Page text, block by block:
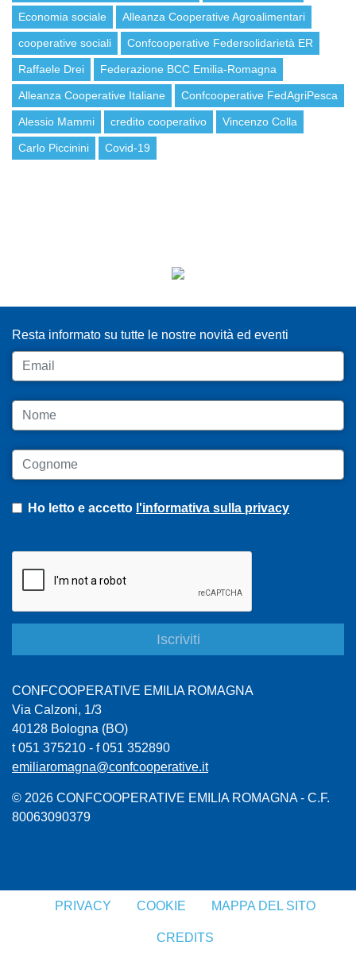
Economia sociale Alleanza Cooperative Agroalimentari
cooperative sociali Confcooperative Federsolidarietà ER
Raffaele Drei Federazione BCC Emilia-Romagna
Alleanza Cooperative Italiane Confcooperative FedAgriPesca
Alessio Mammi credito cooperativo Vincenzo Colla
Carlo Piccinini Covid-19
Resta informato su tutte le nostre novità ed eventi
Email
Nome
Cognome
Ho letto e accetto l'informativa sulla privacy
CONFCOOPERATIVE EMILIA ROMAGNA
Via Calzoni, 1/3
40128 Bologna (BO)
t 051 375210 - f 051 352890
emiliaromagna@confcooperative.it
© 2026 CONFCOOPERATIVE EMILIA ROMAGNA - C.F.
80063090379
PRIVACY COOKIE MAPPA DEL SITO
CREDITS